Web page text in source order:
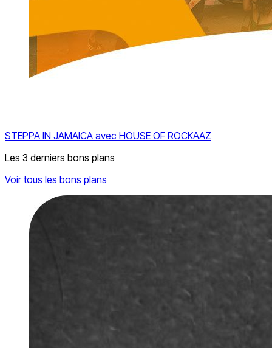
STEPPA IN JAMAICA avec HOUSE OF ROCKAAZ
Les 3 derniers bons plans
Voir tous les bons plans